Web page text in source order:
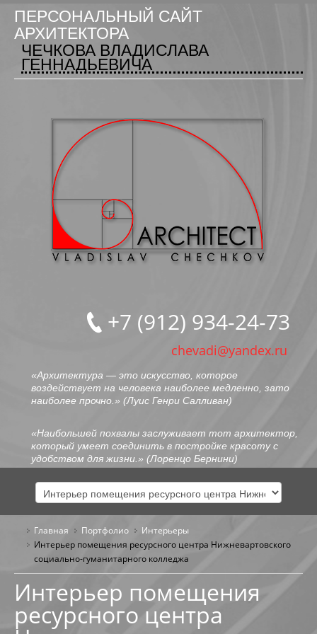
ПЕРСОНАЛЬНЫЙ САЙТ
АРХИТЕКТОРА
ЧЕЧКОВА ВЛАДИСЛАВА
ГЕННАДЬЕВИЧА
+7 (912) 934-24-73
chevadi@yandex.ru
«Архитектура — это искусство, которое
воздействует на человека наиболее медленно, зато
наиболее прочно.» (Луис Генри Салливан)
«Наибольшей похвалы заслуживает тот архитектор,
который умеет соединить в постройке красоту с
удобством для жизни.» (Лоренцо Бернини)
ГЛАВНАЯ
ОБО МНЕ
ПОРТФОЛИО
ОБЩЕСТВЕННЫЕ ЗДАНИЯ
Главная Портфолио
Интерьеры
Интерьер помещения ресурсного центра Нижневартовского
социально-гуманитарного колледжа
Интерьер помещения
ресурсного центра